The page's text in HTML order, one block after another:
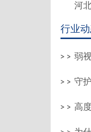
河
行业
弱
守
高